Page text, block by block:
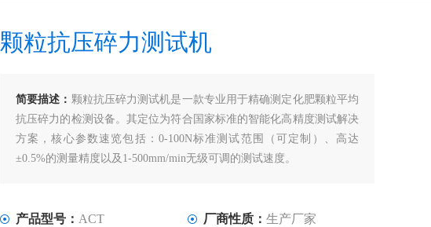
颗粒抗压碎力测试机
简要描述： 颗粒抗压碎力测试机是一款专业用于精确测定化肥颗粒平均
抗压碎力的检测设备。其定位为符合国家标准的智能化高精度测试解决
方案，核心参数速览包括：0-100N标准测试范围（可定制）、高达
±0.5%的测量精度以及1-500mm/min无级可调的测试速度。
产品型号： ACT 厂商性质： 生产厂家